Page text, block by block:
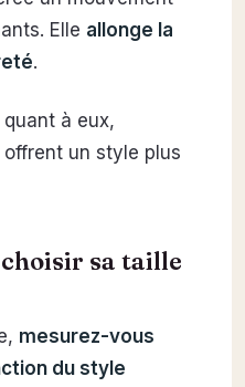
Elle allonge la
.
à eux,
offrent un style plus
sa taille
mesurez-vous
du style